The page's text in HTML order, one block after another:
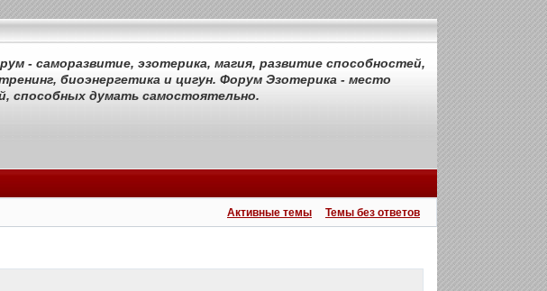
- саморазвитие, эзотерика, магия, развитие способностей,
биоэнергетика и цигун. Форум Эзотерика - место
способных думать самостоятельно.
Активные темы Темы без ответов